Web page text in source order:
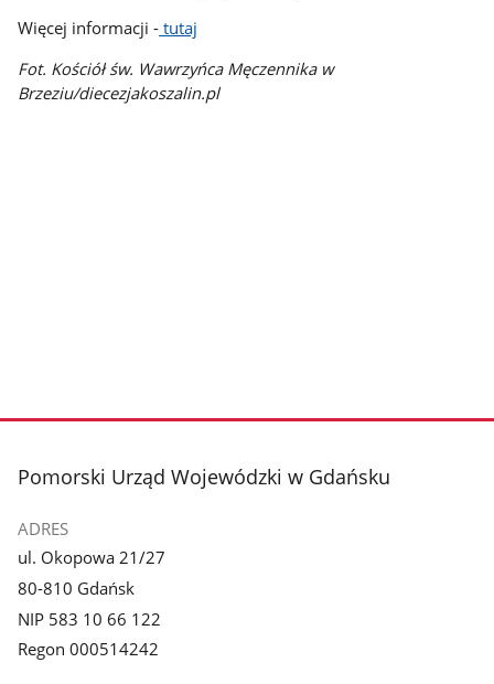
Więcej informacji - tutaj
Fot. Kościół św. Wawrzyńca Męczennika w
Brzeziu/diecezjakoszalin.pl
stopka
Pomorski Urząd Wojewódzki w Gdańsku
ADRES
ul. Okopowa 21/27
80-810 Gdańsk
NIP 583 10 66 122
Regon 000514242